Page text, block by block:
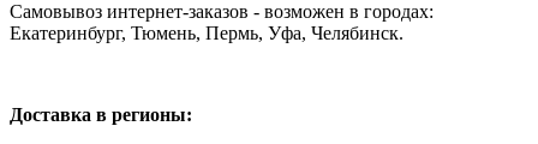
Самовывоз интернет-заказов - возможен в городах:
Екатеринбург, Тюмень, Пермь, Уфа, Челябинск.
Доставка в регионы: